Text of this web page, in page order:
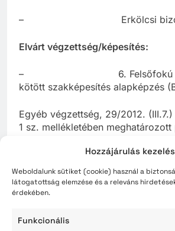
Hozzájárulás
Weboldalunk sütiket (cookie) használ a
látogatottság elemzése és a releváns
érdekében.
Funkcionális
– Erkölcsi
Elvárt végzettség/képesítés:
– 6. Felsőfokú
kötött szakképesítés alapképzés
Egyéb végzettség, 29/2012.
1 sz. mellékletében
Egyéb pályázati feltétel
– – A pályázatnak